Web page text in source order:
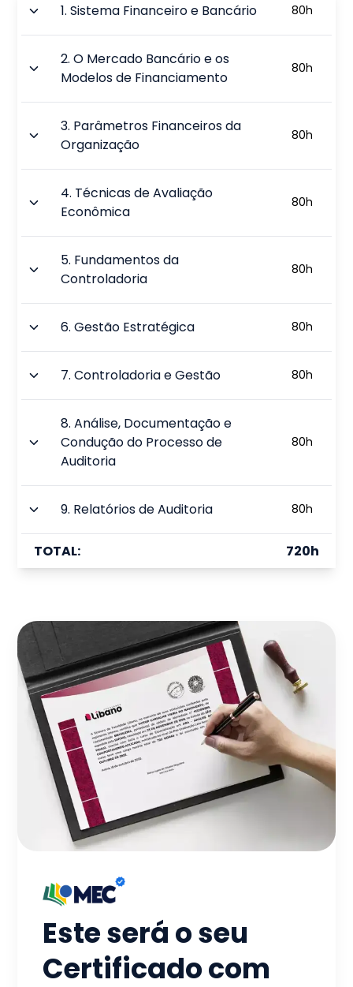
1.Sistema Financeiro e Bancário 80h
2.O Mercado Bancário e os
Modelos de Financiamento
80h
3. Parâmetros Financeiros da
Organização
80h
4. Técnicas de Avaliação
Econômica
80h
5. Fundamentos da
Controladoria
80h
6.Gestão Estratégica 80h
7.Controladoria e Gestão 80h
8.Análise, Documentação e
Condução do Processo de
Auditoria
80h
9. Relatórios de Auditoria 80h
TOTAL: 720h
Este será o seu
Certificado com